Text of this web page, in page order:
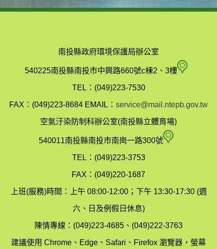
南投縣政府環境保護局辦公室
540225南投縣南投市中興路660號c棟2、3樓 南
縣
保
局
TEL：(049)223-7530
FAX：(049)223-8684 EMAIL： service@mail.ntepb.gov.tw
空氣汙染防制科辦公室(南投縣立體育場)
540011南投縣南投市南崗一路300號 空
染
制
科
TEL：(049)223-3753
FAX：(049)220-1687
上班(服務)時間：上午 08:00-12:00；下午 13:30-17:30 (週
六、日及例假日休息)
陳情專線：(049)223-4685、(049)222-3763
建議使用 Chrome、Edge、Safari、Firefox 瀏覽器，螢幕